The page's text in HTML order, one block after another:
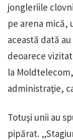
jongleriile
pe arena mică,
această dată
deoarece
la
administraţie,
Totuşi unii au
pipărat.